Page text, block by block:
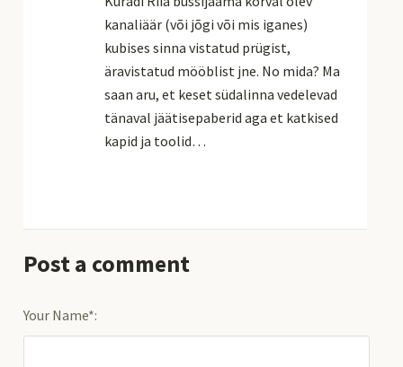
kanaliäär (või jõgi või mis iganes)
kubises sinna vistatud prügist,
äravistatud mööblist jne. No mida? Ma
saan aru, et keset südalinna vedelevad
tänaval jäätisepaberid aga et katkised
kapid ja toolid…
Post a comment
Your Name*: